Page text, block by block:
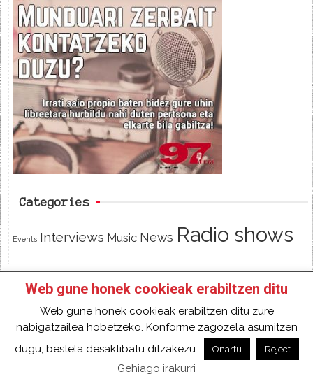
c
e
b
o
o
i
t
t
e
e
d
Categories
Events Interviews Music News Radio shows
HOME
HAZTE SOCI@ DE 97FM IRRATIA
FACEBOOK
TWITTER CONTACT LOGIN
2018 Gure eduki guztiak Creative Commons
Aitortu 4.0 Nazioartekoa Baimen baten mende
Web gune honek cookieak erabiltzen ditu
Web gune honek cookieak erabiltzen ditu zure
nabigatzailea hobetzeko. Konforme zagozela asumitzen
dugu, bestela desaktibatu ditzakezu.
Onartu Reject
Gehiago irakurri